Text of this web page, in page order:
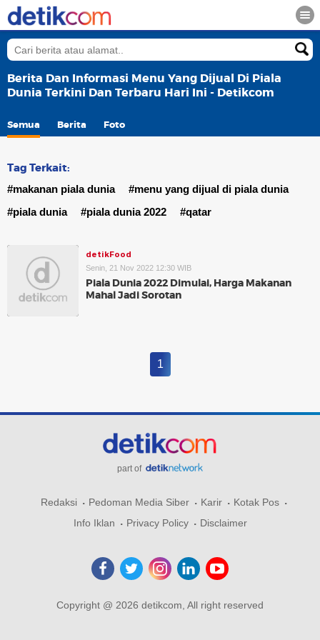
Berita Dan Informasi Menu Yang Dijual Di Piala
Dunia Terkini Dan Terbaru Hari Ini - Detikcom
Semua Berita Foto
Tag Terkait:
#makanan piala dunia
#menu yang dijual di piala dunia
#piala dunia
#piala dunia 2022 #qatar
detikFood
Senin, 21 Nov 2022 12:30 WIB
Piala Dunia 2022 Dimulai, Harga Makanan
Mahal Jadi Sorotan
1
part of
Redaksi Pedoman Media Siber Karir
Kotak Pos
Info Iklan
Privacy Policy Disclaimer
Copyright @ 2026 detikcom, All right reserved